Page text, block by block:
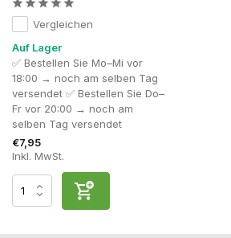
Vergleichen
Auf Lager
✅ Bestellen Sie Mo–Mi vor
18:00 → noch am selben Tag
versendet ✅ Bestellen Sie Do–
Fr vor 20:00 → noch am
selben Tag versendet
€7,95
Inkl. MwSt.